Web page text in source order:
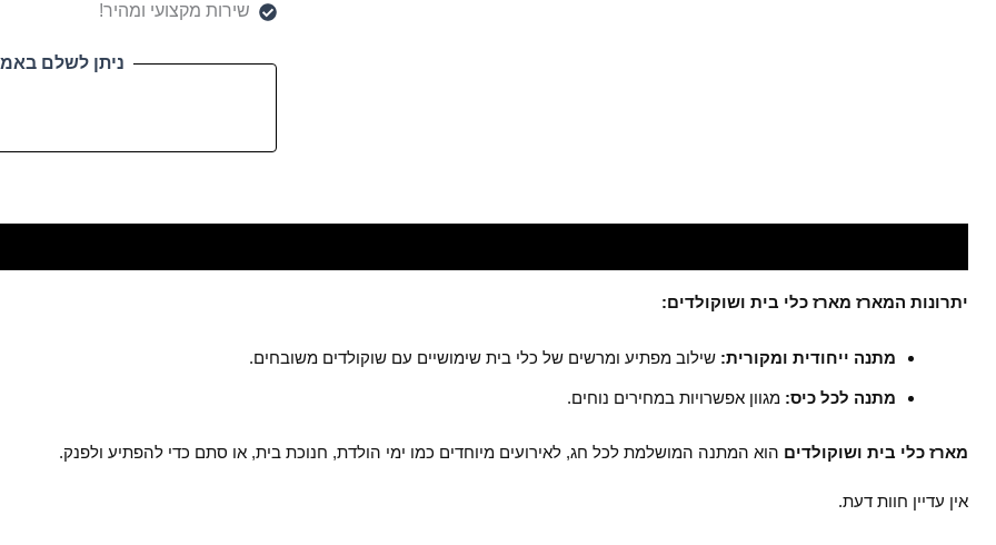
שירות מקצועי ומהיר!
ניתן לשלם
יתרונות המארז מארז כלי בית ושוקולדים:
מתנה ייחודית ומקורית: שילוב מפתיע ומרשים של כלי בית שימושיים עם שוקולדים משובחים.
מתנה לכל כיס: מגוון אפשרויות במחירים נוחים.
מארז כלי בית ושוקולדים הוא המתנה המושלמת לכל חג, לאירועים מיוחדים כמו ימי הולדת, חנוכת בית, או סתם כדי להפתיע ולפנק.
אין עדיין חוות דעת.